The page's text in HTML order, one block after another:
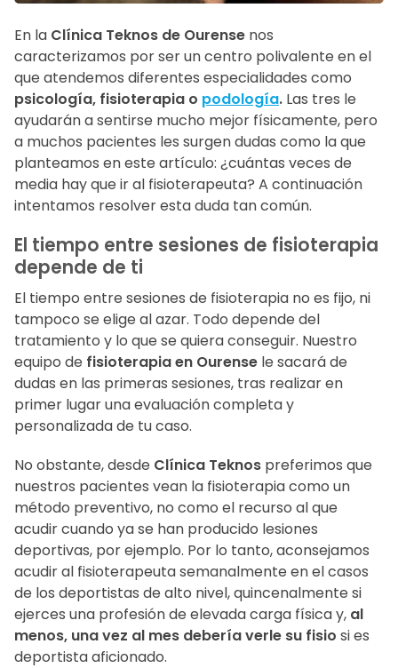
En la Clínica Teknos de Ourense nos
caracterizamos por ser un centro polivalente en el
que atendemos diferentes especialidades como
psicología, fisioterapia o podología. Las tres le
ayudarán a sentirse mucho mejor físicamente, pero
a muchos pacientes les surgen dudas como la que
planteamos en este artículo: ¿cuántas veces de
media hay que ir al fisioterapeuta? A continuación
intentamos resolver esta duda tan común.
El tiempo entre sesiones de fisioterapia
depende de ti
El tiempo entre sesiones de fisioterapia no es fijo, ni
tampoco se elige al azar. Todo depende del
tratamiento y lo que se quiera conseguir. Nuestro
equipo de fisioterapia en Ourense le sacará de
dudas en las primeras sesiones, tras realizar en
primer lugar una evaluación completa y
personalizada de tu caso.
No obstante, desde Clínica Teknos preferimos que
nuestros pacientes vean la fisioterapia como un
método preventivo, no como el recurso al que
acudir cuando ya se han producido lesiones
deportivas, por ejemplo. Por lo tanto, aconsejamos
acudir al fisioterapeuta semanalmente en el casos
de los deportistas de alto nivel, quincenalmente si
ejerces una profesión de elevada carga física y, al
menos, una vez al mes debería verle su fisio si es
deportista aficionado.